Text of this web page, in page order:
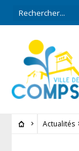
Actualités